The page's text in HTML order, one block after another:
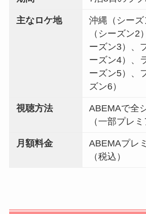
主なロケ地
沖縄（シー
（シーズン2
ーズン3）、
ーズン4）、
ーズン5）、
ズン6）
視聴方法
ABEMAで全
（一部プレ
月額料金
ABEMAプレ
（税込）